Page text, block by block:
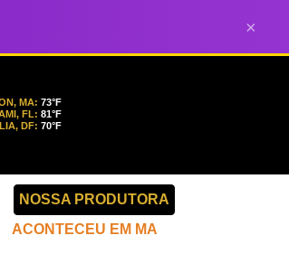
×
MA: 73°F
FL: 81°F
DF: 70°F
NOSSA PRODUTORA
ACONTECEU EM MA